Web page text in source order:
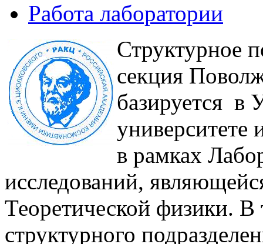
Работа лаборатории
Структурное
секция
базируется в
университете
в рамках
исследований,
Теоретической физики. В
структурного